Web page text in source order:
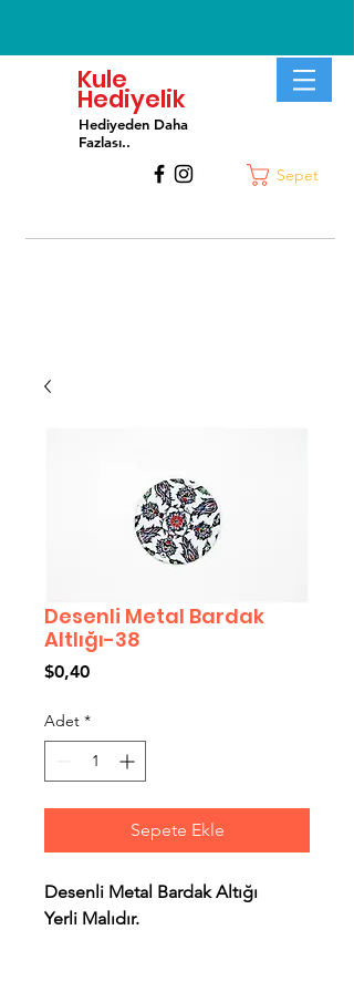
Kule
Hediyelik
Hediyeden Daha
Fazlası..
Sepet
Desenli Metal Bardak
Altlığı-38
$0,40Fiyat
Adet *
Sepete Ekle
Desenli Metal Bardak Altığı
Yerli Malıdır.